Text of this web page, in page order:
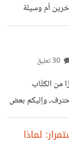
أم وسيلة
الإنسان
الصمت وسيلة
أو الحيرة. لكنه
للصمت أن يكون
وللتخفيف
من الكتَّاب
وإليكم بعض
التي يجب اتباعها: 1. اقرأ بانتظام : قراءة
ثقافتكلماذا